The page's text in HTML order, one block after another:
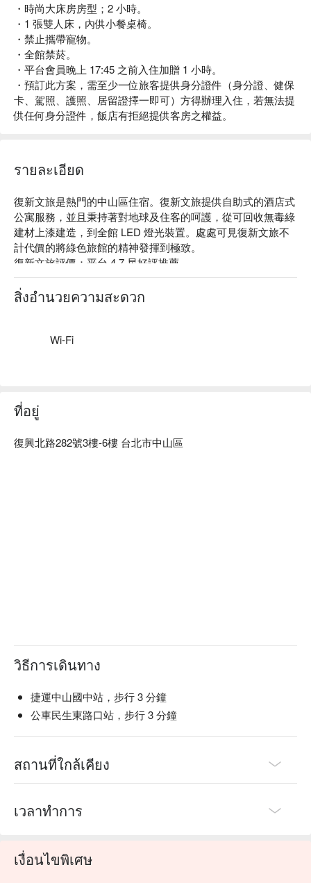
・時尚大床房房型；2 小時。
・1 張雙人床，內供小餐桌椅。
・禁止攜帶寵物。
・全館禁菸。
・平台會員晚上 17:45 之前入住加贈 1 小時。
・預訂此方案，需至少一位旅客提供身分證件（身分證、健保
卡、駕照、護照、居留證擇一即可）方得辦理入住，若無法提
供任何身分證件，飯店有拒絕提供客房之權益。
รายละเอียด
復新文旅是熱門的中山區住宿。復新文旅提供自助式的酒店式
公寓服務，並且秉持著對地球及住客的呵護，從可回收無毒綠
建材上漆建造，到全館 LED 燈光裝置。處處可見復新文旅不
計代價的將綠色旅館的精神發揮到極致。
復新文旅評價：平台 4.7 星好評推薦
復新文旅推薦：距離捷運中山國中站約 3 分鐘步行時間，鄰近
松山機場。旅店提供優良品牌的硬體設備和寢具用品以及免費
สิ่งอำนวยความสะดวก
Wi-Fi
ที่อยู่
復興北路282號3樓-6樓 台北市中山區
วิธีการเดินทาง
捷運中山國中站，步行 3 分鐘
公車民生東路口站，步行 3 分鐘
สถานที่ใกล้เคียง
เวลาทำการ
เงื่อนไขพิเศษ